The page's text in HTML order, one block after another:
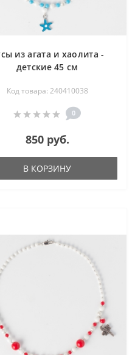
из агата и хаолита -
детские 45 см
Код товара: 240410038
0
850 руб.
В КОРЗИНУ